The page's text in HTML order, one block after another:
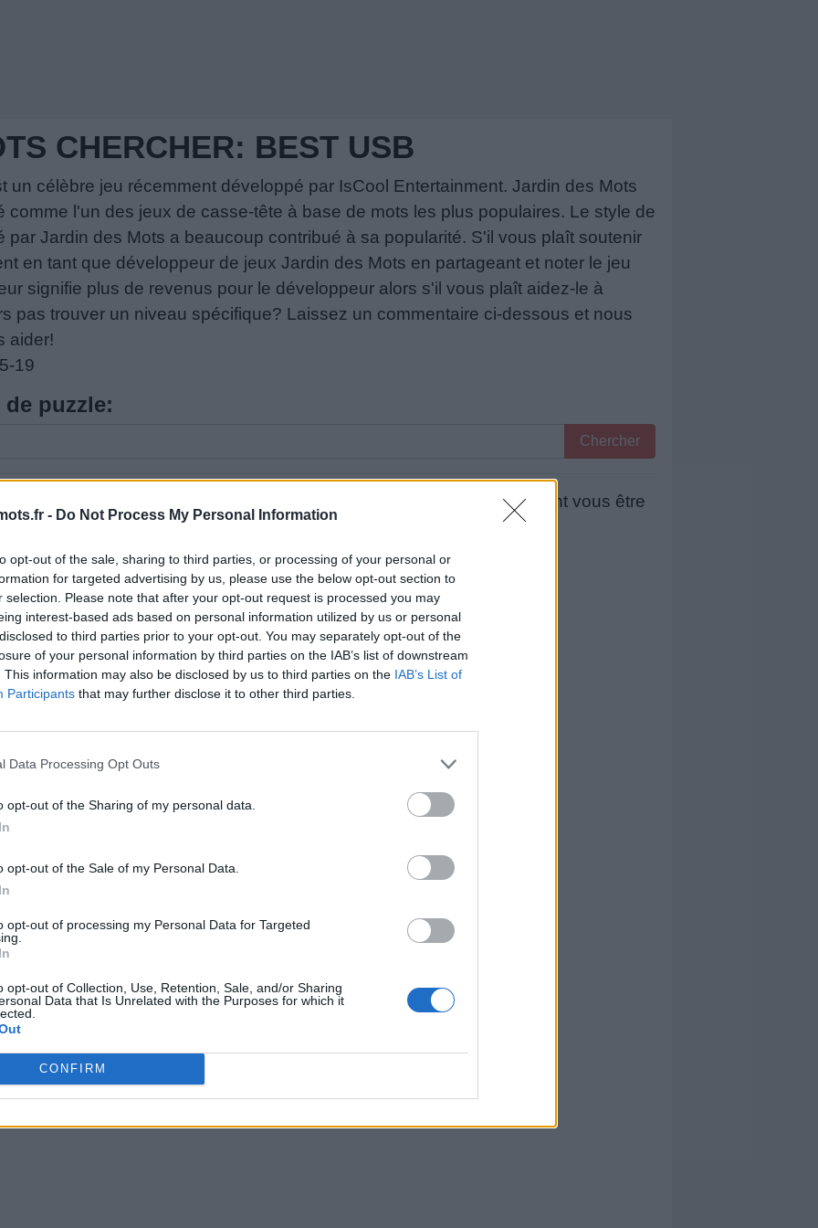
- Do Not Process My Personal Information
opt-out of the sale, sharing to third parties, or processing of your personal or
for targeted advertising by us, please use the below opt-out section to
selection. Please note that after your opt-out request is processed you may
interest-based ads based on personal information utilized by us or personal
to third parties prior to your opt-out. You may separately opt-out of the
of your personal information by third parties on the IAB’s list of downstream
This information may also be disclosed by us to third parties on the IAB’s List of
Participants that may further disclose it to other third parties.
Data Processing Opt Outs
opt-out of the Sharing of my personal data.
opt-out of the Sale of my Personal Data.
opt-out of processing my Personal Data for Targeted
opt-out of Collection, Use, Retention, Sale, and/or Sharing
Data that Is Unrelated with the Purposes for which it
CONFIRM
CHERCHER: BEST USB
un célèbre jeu récemment développé par IsCool Entertainment. Jardin des Mots
comme l'un des jeux de casse-tête à base de mots les plus populaires. Le style de
par Jardin des Mots a beaucoup contribué à sa popularité. S'il vous plaît soutenir
en tant que développeur de jeux Jardin des Mots en partageant et noter le jeu
signifie plus de revenus pour le développeur alors s'il vous plaît aidez-le à
pas trouver un niveau spécifique? Laissez un commentaire ci-dessous et nous
aider!
19
puzzle:
Chercher
votre puzzle, nous avons donc généré une liste de mots qui pourraient vous être